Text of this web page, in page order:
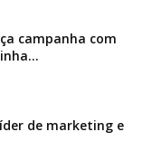
campanha com
de marketing e